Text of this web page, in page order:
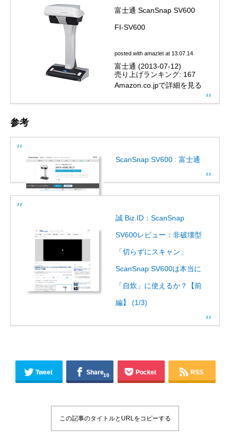
富士通 ScanSnap SV600
FI-SV600
posted with amazlet at 13.07.14
富士通 (2013-07-12)
売り上げランキング: 167
Amazon.co.jpで詳細を見る
参考
ScanSnap SV600 : 富士通
誠 Biz.ID：ScanSnap
SV600レビュー：非破壊型
「切らずにスキャン」
ScanSnap SV600は本当に
「自炊」に使えるか？【前
編】 (1/3)
Tweet Share10 Pocket RSS
この記事のタイトルとURLをコピーする